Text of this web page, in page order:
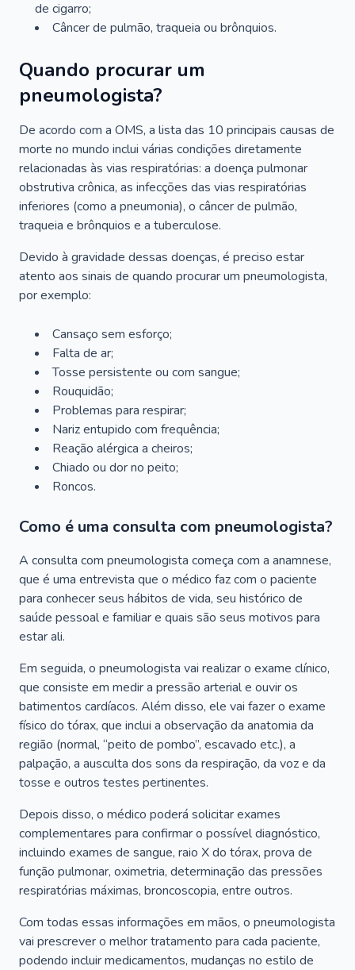
de cigarro;
Câncer de pulmão, traqueia ou brônquios.
Quando procurar um
pneumologista?
De acordo com a OMS, a lista das 10 principais causas de
morte no mundo inclui várias condições diretamente
relacionadas às vias respiratórias: a doença pulmonar
obstrutiva crônica, as infecções das vias respiratórias
inferiores (como a pneumonia), o câncer de pulmão,
traqueia e brônquios e a tuberculose.
Devido à gravidade dessas doenças, é preciso estar
atento aos sinais de quando procurar um pneumologista,
por exemplo:
Cansaço sem esforço;
Falta de ar;
Tosse persistente ou com sangue;
Rouquidão;
Problemas para respirar;
Nariz entupido com frequência;
Reação alérgica a cheiros;
Chiado ou dor no peito;
Roncos.
Como é uma consulta com pneumologista?
A consulta com pneumologista começa com a anamnese,
que é uma entrevista que o médico faz com o paciente
para conhecer seus hábitos de vida, seu histórico de
saúde pessoal e familiar e quais são seus motivos para
estar ali.
Em seguida, o pneumologista vai realizar o exame clínico,
que consiste em medir a pressão arterial e ouvir os
batimentos cardíacos. Além disso, ele vai fazer o exame
físico do tórax, que inclui a observação da anatomia da
região (normal, “peito de pombo”, escavado etc.), a
palpação, a ausculta dos sons da respiração, da voz e da
tosse e outros testes pertinentes.
Depois disso, o médico poderá solicitar exames
complementares para confirmar o possível diagnóstico,
incluindo exames de sangue, raio X do tórax, prova de
função pulmonar, oximetria, determinação das pressões
respiratórias máximas, broncoscopia, entre outros.
Com todas essas informações em mãos, o pneumologista
vai prescrever o melhor tratamento para cada paciente,
podendo incluir medicamentos, mudanças no estilo de